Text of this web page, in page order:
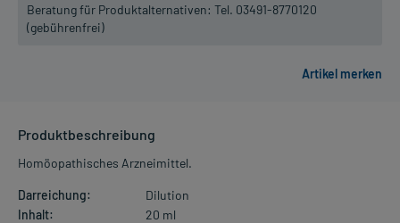
Beratung für Produktalternativen: Tel. 03491-8770120
(gebührenfrei)
Produktbeschreibung
Homöopathisches Arzneimittel.
Darreichung:
Dilution
Inhalt:
20 ml